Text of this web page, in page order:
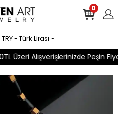
Üzeri Alışverişlerinizde Peşin
0
TRY - Türk Lirası